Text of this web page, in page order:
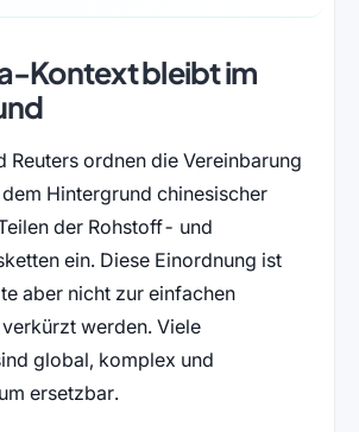
Kontext bleibt im
Reuters ordnen die Vereinbarung
Hintergrund chinesischer
der Rohstoff- und
ein. Diese Einordnung ist
aber nicht zur einfachen
werden. Viele
global, komplex und
ersetzbar.